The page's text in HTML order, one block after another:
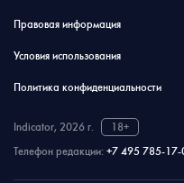
Правовая информация
Условия использования
Политика конфиденциальности
Indicator, 2026 г.
18+
Телефон редакции: +7 495 785-17-